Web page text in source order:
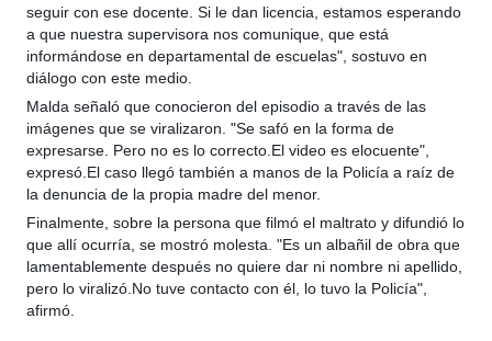
seguir con ese docente. Si le dan licencia, estamos esperando
a que nuestra supervisora nos comunique, que está
informándose en departamental de escuelas", sostuvo en
diálogo con este medio.
Malda señaló que conocieron del episodio a través de las
imágenes que se viralizaron. "Se safó en la forma de
expresarse. Pero no es lo correcto.El video es elocuente",
expresó.El caso llegó también a manos de la Policía a raíz de
la denuncia de la propia madre del menor.
Finalmente, sobre la persona que filmó el maltrato y difundió lo
que allí ocurría, se mostró molesta. "Es un albañil de obra que
lamentablemente después no quiere dar ni nombre ni apellido,
pero lo viralizó.No tuve contacto con él, lo tuvo la Policía",
afirmó.